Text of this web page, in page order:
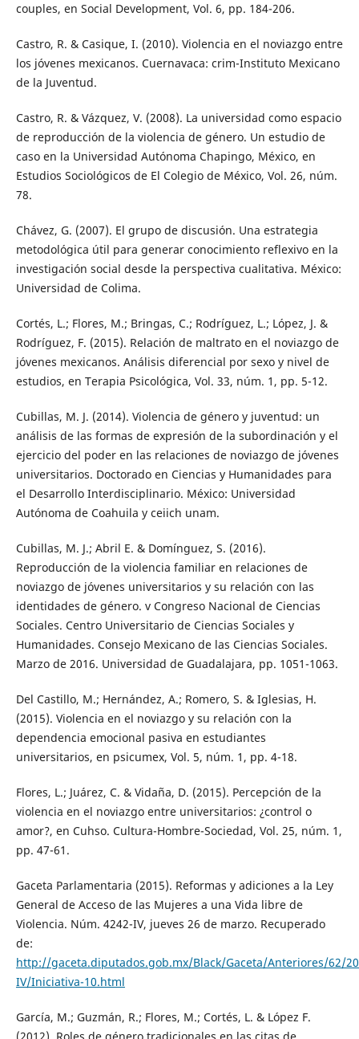
couples, en Social Development, Vol. 6, pp. 184-206.
Castro, R. & Casique, I. (2010). Violencia en el noviazgo entre
los jóvenes mexicanos. Cuernavaca: crim-Instituto Mexicano
de la Juventud.
Castro, R. & Vázquez, V. (2008). La universidad como espacio
de reproducción de la violencia de género. Un estudio de
caso en la Universidad Autónoma Chapingo, México, en
Estudios Sociológicos de El Colegio de México, Vol. 26, núm.
78.
Chávez, G. (2007). El grupo de discusión. Una estrategia
metodológica útil para generar conocimiento reflexivo en la
investigación social desde la perspectiva cualitativa. México:
Universidad de Colima.
Cortés, L.; Flores, M.; Bringas, C.; Rodríguez, L.; López, J. &
Rodríguez, F. (2015). Relación de maltrato en el noviazgo de
jóvenes mexicanos. Análisis diferencial por sexo y nivel de
estudios, en Terapia Psicológica, Vol. 33, núm. 1, pp. 5-12.
Cubillas, M. J. (2014). Violencia de género y juventud: un
análisis de las formas de expresión de la subordinación y el
ejercicio del poder en las relaciones de noviazgo de jóvenes
universitarios. Doctorado en Ciencias y Humanidades para
el Desarrollo Interdisciplinario. México: Universidad
Autónoma de Coahuila y ceiich unam.
Cubillas, M. J.; Abril E. & Domínguez, S. (2016).
Reproducción de la violencia familiar en relaciones de
noviazgo de jóvenes universitarios y su relación con las
identidades de género. v Congreso Nacional de Ciencias
Sociales. Centro Universitario de Ciencias Sociales y
Humanidades. Consejo Mexicano de las Ciencias Sociales.
Marzo de 2016. Universidad de Guadalajara, pp. 1051-1063.
Del Castillo, M.; Hernández, A.; Romero, S. & Iglesias, H.
(2015). Violencia en el noviazgo y su relación con la
dependencia emocional pasiva en estudiantes
universitarios, en psicumex, Vol. 5, núm. 1, pp. 4-18.
Flores, L.; Juárez, C. & Vidaña, D. (2015). Percepción de la
violencia en el noviazgo entre universitarios: ¿control o
amor?, en Cuhso. Cultura-Hombre-Sociedad, Vol. 25, núm. 1,
pp. 47-61.
Gaceta Parlamentaria (2015). Reformas y adiciones a la Ley
General de Acceso de las Mujeres a una Vida libre de
Violencia. Núm. 4242-IV, jueves 26 de marzo. Recuperado
de:
http://gaceta.diputados.gob.mx/Black/Gaceta/Anteriores/62/
IV/Iniciativa-10.html
García, M.; Guzmán, R.; Flores, M.; Cortés, L. & López F.